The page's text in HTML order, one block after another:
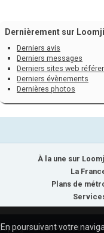
Dernièrement sur Loomji
Derniers avis
Derniers messages
Derniers sites web
Derniers évènements
Dernières photos
À la une sur
La
Plans de
Copyright © 2009-2020
En poursuivant votre